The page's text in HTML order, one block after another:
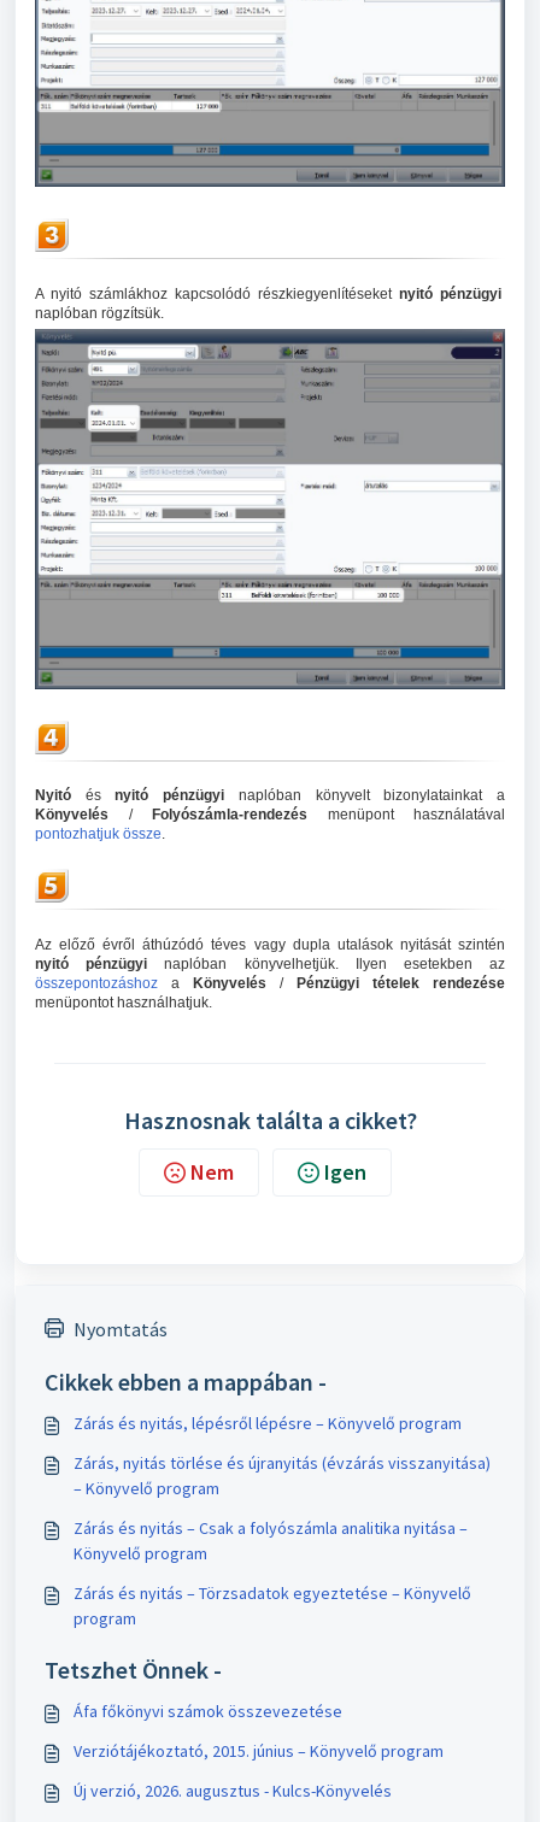
A nyitó számlákhoz kapcsolódó részkiegyenlítéseket nyitó pénzügyi
naplóban rögzítsük.
Nyitó ésnyitó pénzügyi naplóban könyvelt bizonylatainkat a
Könyvelés / Folyószámla-rendezés menüpont használatával
pontozhatjuk össze.
Az előző évről áthúzódó téves vagy dupla utalások nyitását szintén
nyitó pénzügyi naplóban könyvelhetjük. Ilyen esetekben az
összepontozáshoz a Könyvelés /
Pénzügyi tételek rendezése
menüpontot használhatjuk.
Hasznosnak találta a cikket?
Nem Igen
Nyomtatás
Cikkek ebben a mappában -
Zárás és nyitás, lépésről lépésre – Könyvelő program
Zárás, nyitás törlése és újranyitás (évzárás visszanyitása)
– Könyvelő program
Zárás és nyitás – Csak a folyószámla analitika nyitása –
Könyvelő program
Zárás és nyitás – Törzsadatok egyeztetése – Könyvelő
program
Tetszhet Önnek -
Áfa főkönyvi számok összevezetése
Verziótájékoztató, 2015. június – Könyvelő program
Új verzió, 2026. augusztus - Kulcs-Könyvelés